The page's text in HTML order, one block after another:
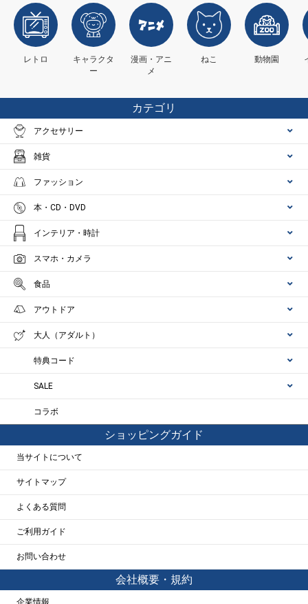
レトロ
キャラクタ
ー
漫画・アニ
メ
ねこ 動物園
カテゴリ
アクセサリー
雑貨
ファッション
本・CD・DVD
インテリア・時計
スマホ・カメラ
食品
アウトドア
大人（アダルト）
特典コード
SALE
コラボ
ショッピングガイド
当サイトについて
サイトマップ
よくある質問
ご利用ガイド
お問い合わせ
会社概要・規約
企業情報